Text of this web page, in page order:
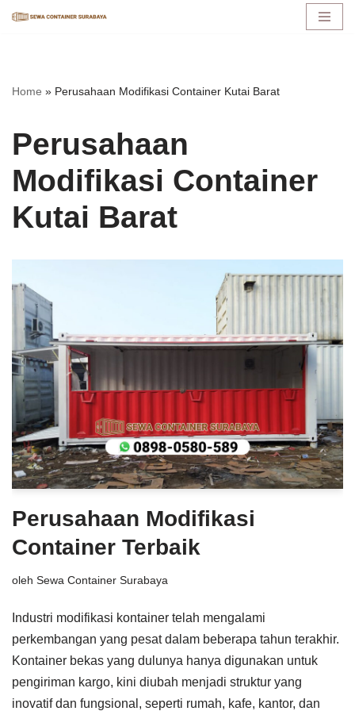
konten
Home » Perusahaan Modifikasi Container Kutai Barat
Perusahaan
Modifikasi Container
Kutai Barat
Perusahaan Modifikasi
Container Terbaik
oleh Sewa Container Surabaya
Industri modifikasi kontainer telah mengalami
perkembangan yang pesat dalam beberapa tahun terakhir.
Kontainer bekas yang dulunya hanya digunakan untuk
pengiriman kargo, kini diubah menjadi struktur yang
inovatif dan fungsional, seperti rumah, kafe, kantor, dan